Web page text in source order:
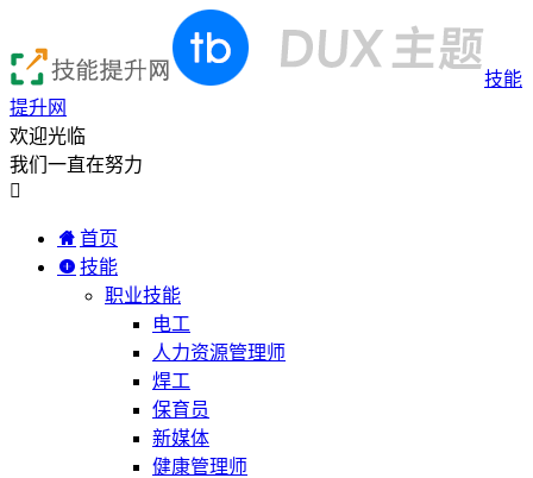
技能
提升网
欢迎光临
我们一直在努力

首页
技能
职业技能
电工
人力资源管理师
焊工
保育员
新媒体
健康管理师